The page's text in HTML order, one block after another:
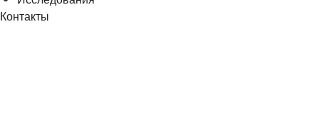
Контакты